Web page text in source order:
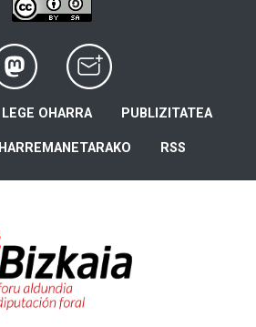
LEGE OHARRA PUBLIZITATEA
HARREMANETARAKO RSS